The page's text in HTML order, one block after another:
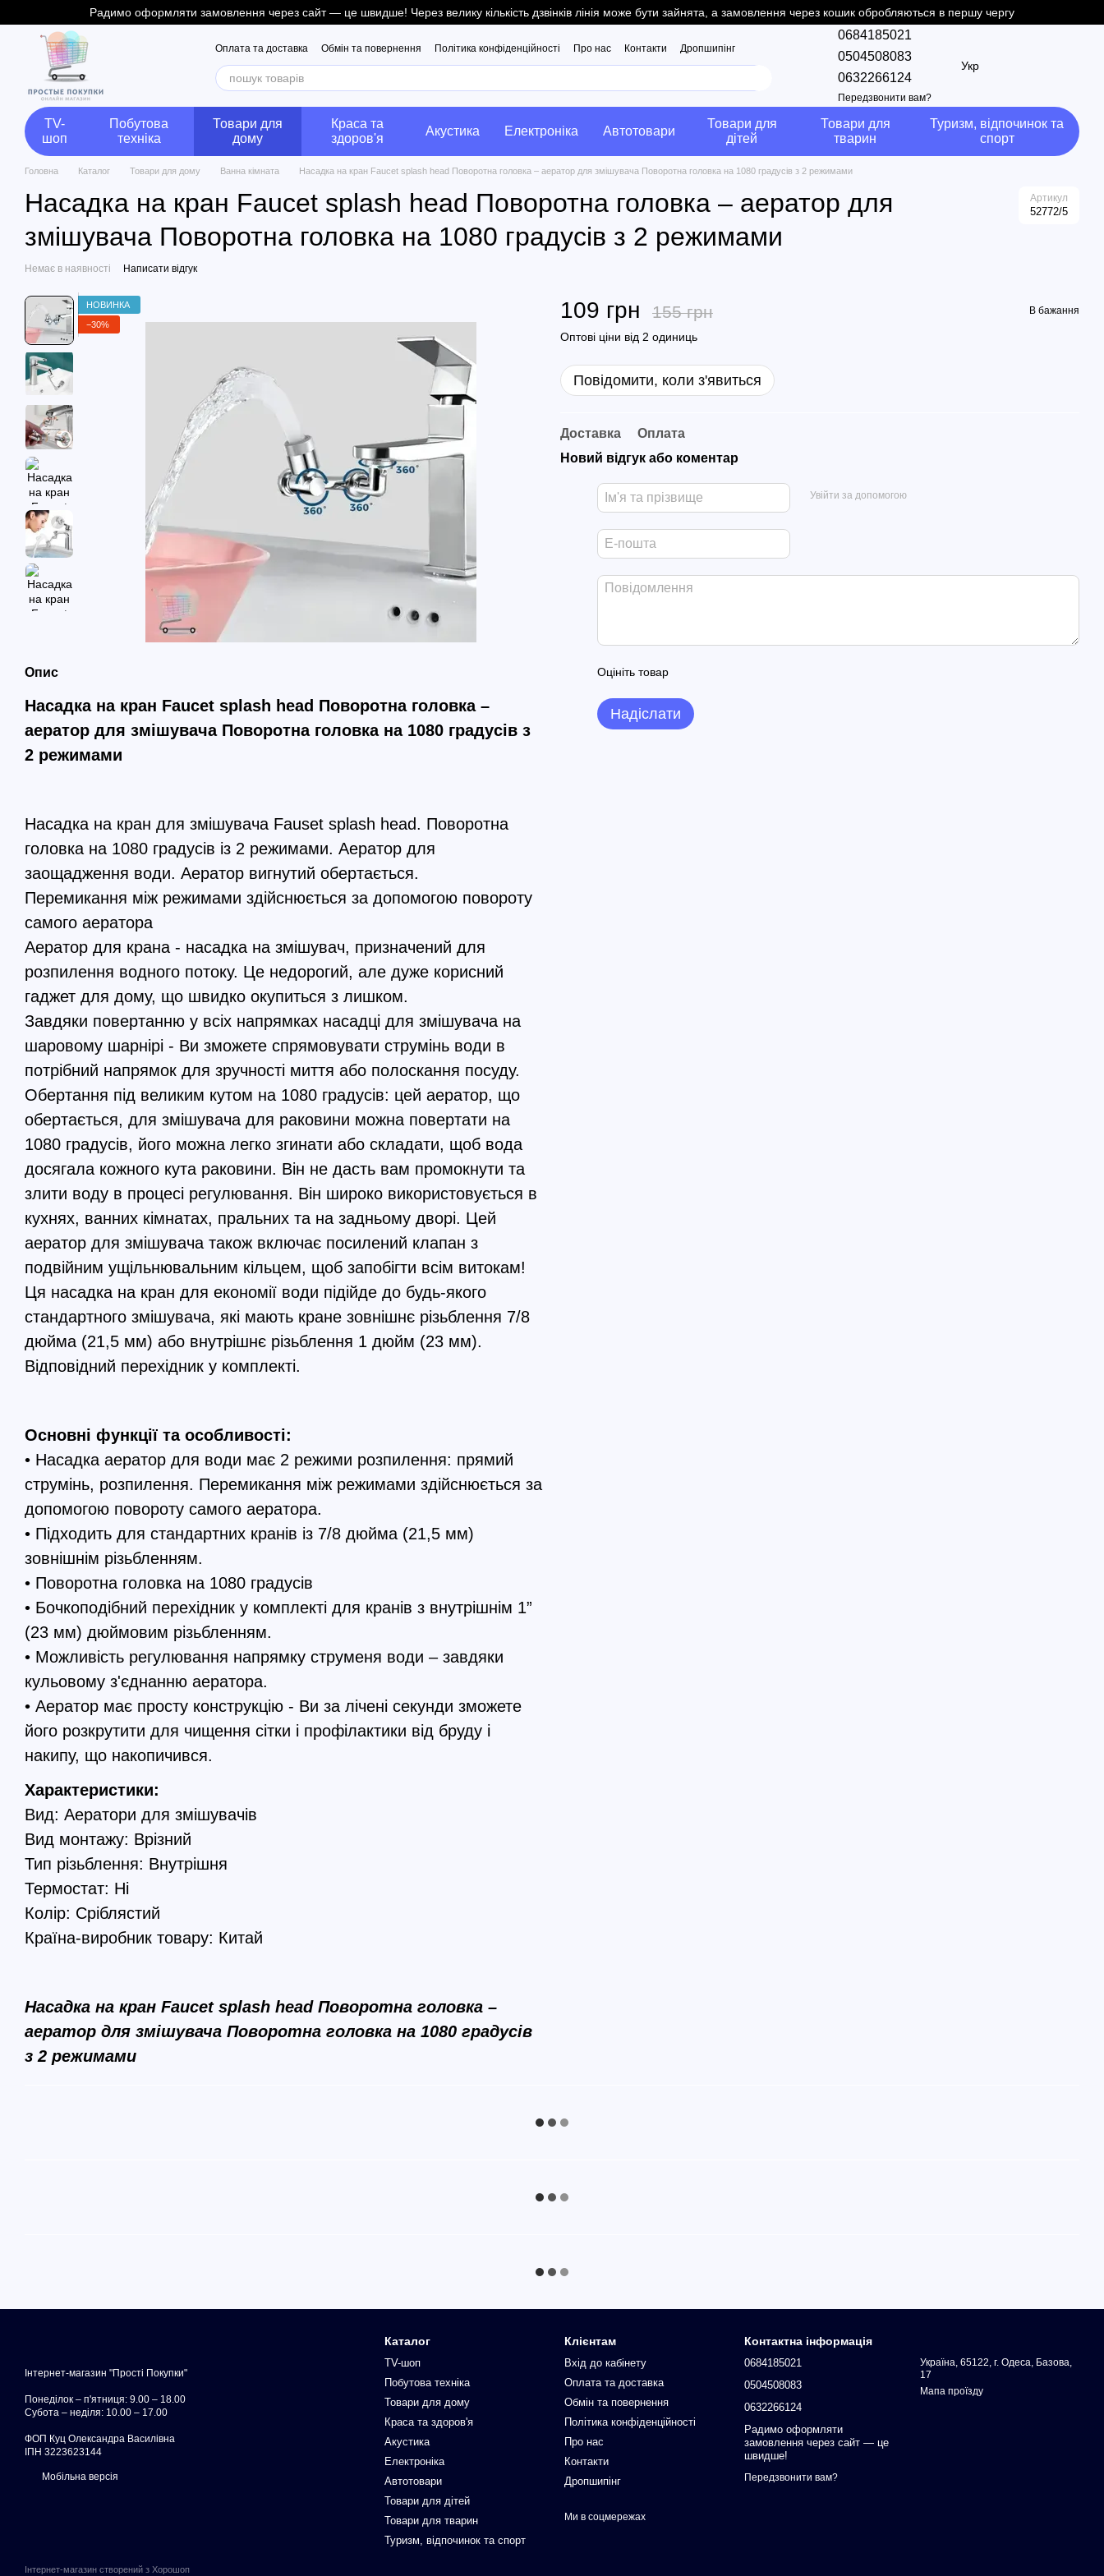
Перейти до основного контенту
Радимо оформляти замовлення через сайт — це швидше! Через велику кількість дзвінків лінія може бути зайнята, а замовлення через кошик обробляються в першу чергу
Оплата та доставка Обмін та повернення Політика конфіденційності Про нас Контакти Дропшипінг
0684185021
0504508083
0632266124
Передзвонити вам?
Укр
TV-
шоп
Побутова
техніка
Товари для
дому
Краса та
здоров'я
Акустика Електроніка Автотовари
Товари для
дітей
Товари для
тварин
Туризм, відпочинок та
спорт
Головна Каталог Товари для дому Ванна кімната Насадка на кран Faucet splash head Поворотна головка – аератор для змішувача Поворотна головка на 1080 градусів з 2 режимами
Насадка на кран Faucet splash head Поворотна головка – аератор для
змішувача Поворотна головка на 1080 градусів з 2 режимами
Артикул
52772/5
Немає в наявності Написати відгук
НОВИНКА
−30%
Опис
Насадка на кран Faucet splash head Поворотна головка –
аератор для змішувача Поворотна головка на 1080 градусів з
2 режимами
Насадка на кран для змішувача Fauset splash head. Поворотна
головка на 1080 градусів із 2 режимами. Аератор для
заощадження води. Аератор вигнутий обертається.
Перемикання між режимами здійснюється за допомогою повороту
самого аератора
Аератор для крана - насадка на змішувач, призначений для
розпилення водного потоку. Це недорогий, але дуже корисний
гаджет для дому, що швидко окупиться з лишком.
Завдяки повертанню у всіх напрямках насадці для змішувача на
шаровому шарнірі - Ви зможете спрямовувати струмінь води в
потрібний напрямок для зручності миття або полоскання посуду.
Обертання під великим кутом на 1080 градусів: цей аератор, що
обертається, для змішувача для раковини можна повертати на
1080 градусів, його можна легко згинати або складати, щоб вода
досягала кожного кута раковини. Він не дасть вам промокнути та
злити воду в процесі регулювання. Він широко використовується в
кухнях, ванних кімнатах, пральних та на задньому дворі. Цей
аератор для змішувача також включає посилений клапан з
подвійним ущільнювальним кільцем, щоб запобігти всім витокам!
Ця насадка на кран для економії води підійде до будь-якого
стандартного змішувача, які мають кране зовнішнє різьблення 7/8
дюйма (21,5 мм) або внутрішнє різьблення 1 дюйм (23 мм).
Відповідний перехідник у комплекті.
Основні функції та особливості:
• Насадка аератор для води має 2 режими розпилення: прямий
струмінь, розпилення. Перемикання між режимами здійснюється за
допомогою повороту самого аератора.
• Підходить для стандартних кранів із 7/8 дюйма (21,5 мм)
зовнішнім різьбленням.
• Поворотна головка на 1080 градусів
• Бочкоподібний перехідник у комплекті для кранів з внутрішнім 1”
(23 мм) дюймовим різьбленням.
• Можливість регулювання напрямку струменя води – завдяки
кульовому з'єднанню аератора.
• Аератор має просту конструкцію - Ви за лічені секунди зможете
його розкрутити для чищення сітки і профілактики від бруду і
накипу, що накопичився.
Характеристики:
Вид: Аератори для змішувачів
Вид монтажу: Врізний
Тип різьблення: Внутрішня
Термостат: Ні
Колір: Сріблястий
Країна-виробник товару: Китай
Насадка на кран Faucet splash head Поворотна головка –
аератор для змішувача Поворотна головка на 1080 градусів
з 2 режимами
109 грн 155 грн В бажання
Оптові ціни від 2 одиниць
Повідомити, коли з'явиться
Доставка
Оплата
Новий відгук або коментар
Увійти за допомогою
Оцініть товар
Надіслати
Інтернет-магазин "Прості Покупки"
Понеділок – п'ятниця: 9.00 – 18.00
Субота – неділя: 10.00 – 17.00
ФОП Куц Олександра Василівна
ІПН 3223623144
Мобільна версія
Інтернет-магазин створений з Хорошоп
Каталог
TV-шоп
Побутова техніка
Товари для дому
Краса та здоров'я
Акустика
Електроніка
Автотовари
Товари для дітей
Товари для тварин
Туризм, відпочинок та спорт
Клієнтам
Вхід до кабінету
Оплата та доставка
Обмін та повернення
Політика конфіденційності
Про нас
Контакти
Дропшипінг
Ми в соцмережах
Контактна інформація
0684185021
0504508083
0632266124
Радимо оформляти
замовлення через сайт — це
швидше!
Передзвонити вам?
Україна, 65122, г. Одеса, Базова,
17
Мапа проїзду